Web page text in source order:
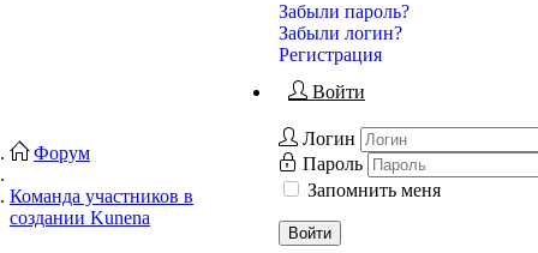
Забыли пароль?
Забыли логин?
Регистрация
Войти
Логин
Пароль
Запомнить меня
Войти
Форум
Команда участников в
создании Kunena